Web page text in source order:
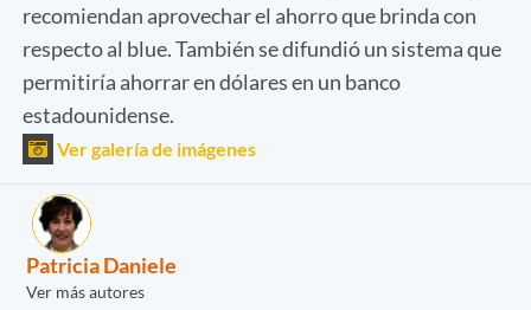
recomiendan aprovechar el ahorro que brinda con
respecto al blue. También se difundió un sistema que
permitiría ahorrar en dólares en un banco
estadounidense.
Ver galería de imágenes
Patricia Daniele
Ver más autores